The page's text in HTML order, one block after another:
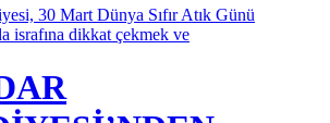
30 Mart Dünya Sıfır Atık Günü